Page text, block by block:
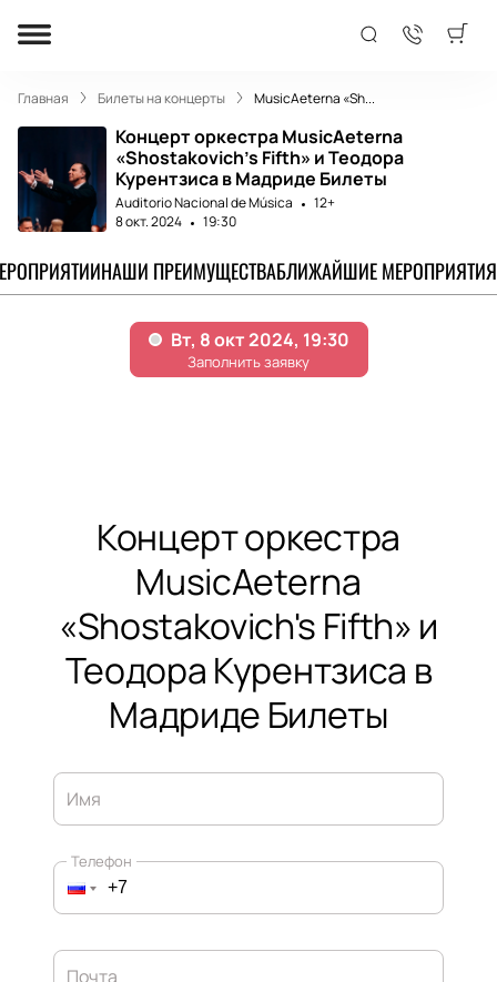
Главная Билеты на концерты MusicAeterna «Sh...
Концерт оркестра MusicAeterna
«Shostakovich's Fifth» и Теодора
Курентзиса в Мадриде Билеты
Auditorio Nacional de Música
12+
8 окт. 2024
19:30
НАШИ ПРЕИМУЩЕСТВАБЛИЖАЙШИЕ МЕРОПРИЯТИЯ
Концерт оркестра
MusicAeterna
«Shostakovich's Fifth» и
Теодора Курентзиса в
Мадриде Билеты
Имя
Телефон
Почта